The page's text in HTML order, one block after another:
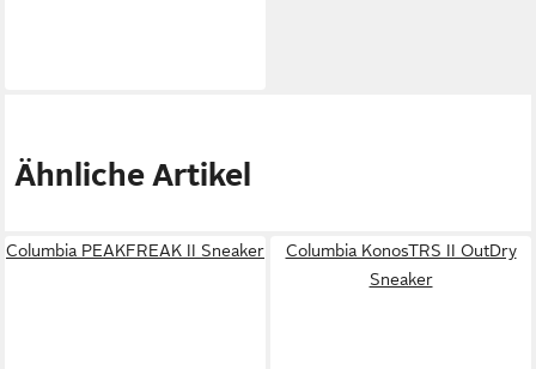
Ähnliche Artikel
Columbia PEAKFREAK II Sneaker
Columbia KonosTRS II OutDry
Sneaker